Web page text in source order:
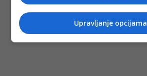
Upravljanje opcijama